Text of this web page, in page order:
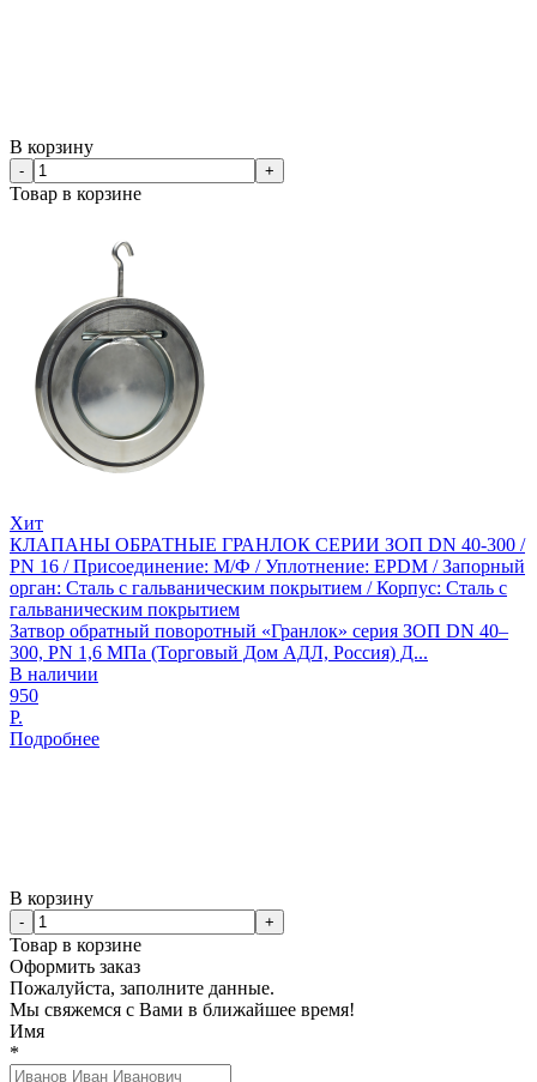
В корзину
- +
Товар в корзине
Хит
КЛАПАНЫ ОБРАТНЫЕ ГРАНЛОК СЕРИИ ЗОП DN 40-300 /
PN 16 / Присоединение: М/Ф / Уплотнение: EPDM / Запорный
орган: Сталь с гальваническим покрытием / Корпус: Сталь с
гальваническим покрытием
Затвор обратный поворотный «Гранлок» серия ЗОП DN 40–
300, PN 1,6 МПа (Торговый Дом АДЛ, Россия) Д...
В наличии
950
Р.
Подробнее
В корзину
- +
Товар в корзине
Оформить заказ
Пожалуйста, заполните данные.
Мы свяжемся с Вами в ближайшее время!
Имя
*